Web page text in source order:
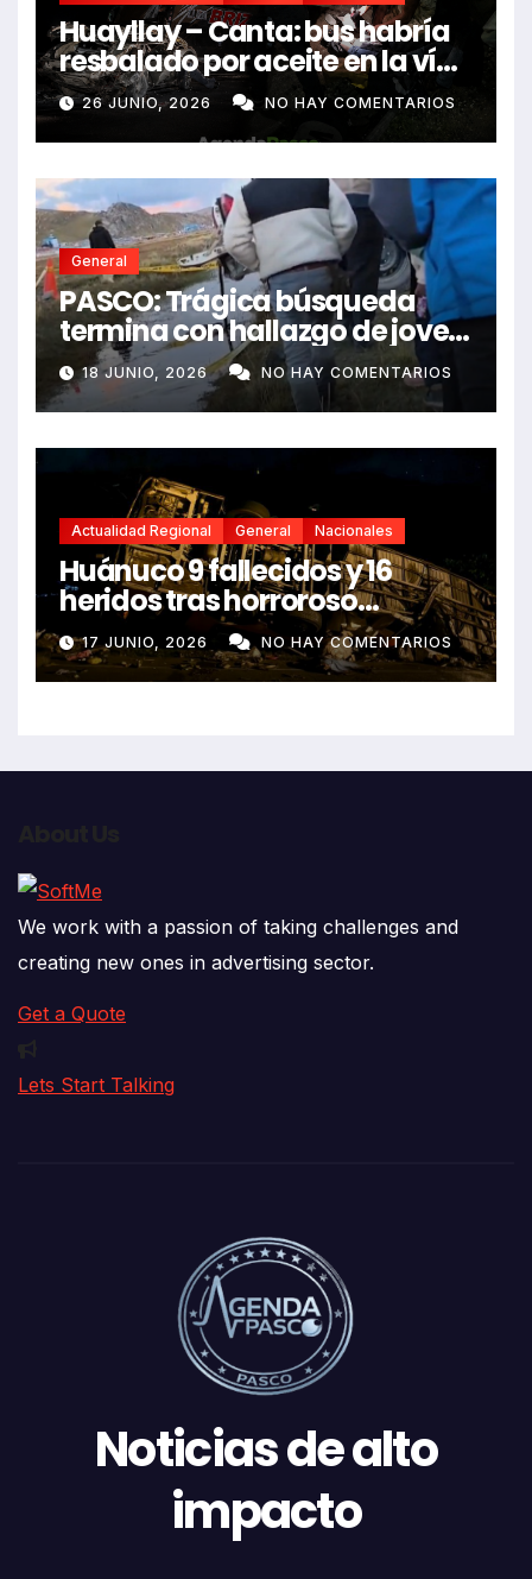
Huayllay – Canta: bus habría
resbalado por aceite en la vía
e impactó auto siniestrado
dejando dos fallecidos
26 JUNIO, 2026 NO HAY COMENTARIOS
General
PASCO: Trágica búsqueda
termina con hallazgo de joven
sin vida en Rancas
18 JUNIO, 2026 NO HAY COMENTARIOS
Actualidad Regional General Nacionales
Huánuco 9 fallecidos y 16
heridos tras horroroso
despiste de bus Real Chancas
que impactó contra vivienda
17 JUNIO, 2026 NO HAY COMENTARIOS
We work with a passion of taking challenges and
creating new ones in advertising sector.
Get a Quote
Lets Start Talking
Noticias de alto
impacto